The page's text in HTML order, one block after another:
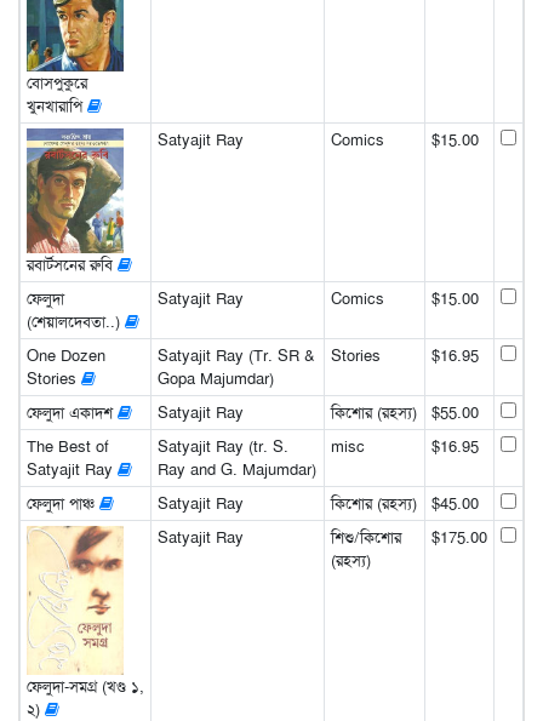
বোসপুকুরে
খুনখারাপি
রবার্টসনের রুবি
Satyajit Ray Comics $15.00
ফেলুদা
(শেয়ালদেবতা..)
Satyajit Ray Comics $15.00
One Dozen
Stories
Satyajit Ray (Tr. SR &
Gopa Majumdar)
Stories $16.95
ফেলুদা একাদশ Satyajit Ray কিশোর (রহস্য)
$55.00
The Best of
Satyajit Ray
Satyajit Ray (tr. S.
Ray and G. Majumdar)
misc $16.95
ফেলুদা পাঞ্চ Satyajit Ray কিশোর (রহস্য) $45.00
ফেলুদা-সমগ্র (খণ্ড ১,
২)
Satyajit Ray
শিশু/কিশোর
(রহস্য)
$175.00